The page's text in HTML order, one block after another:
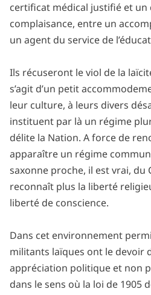
certificat médical justifié et un
complaisance, entre un
un agent du service de
Ils récuseront le viol de la
s’agit d’un petit
leur culture, à leurs divers
instituent par là un régime
délite la Nation. A force de
apparaître un régime
saxonne proche, il est vrai, du
reconnaît plus la liberté
liberté de conscience.
Dans cet environnement
militants laïques ont le devoir
appréciation politique et non
dans le sens où la loi de 1905